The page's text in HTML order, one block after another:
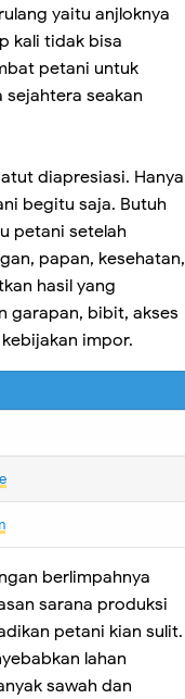
yaitu anjloknya
kali tidak bisa
petani untuk
sejahtera seakan
diapresiasi. Hanya
begitu saja. Butuh
petani setelah
papan, kesehatan,
hasil yang
garapan, bibit, akses
impor.
berlimpahnya
sarana produksi
petani kian sulit.
lahan
sawah dan